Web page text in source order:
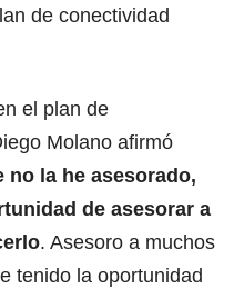
de conectividad
el plan de
Molano afirmó
no la he asesorado,
de asesorar a
. Asesoro a muchos
tenido la oportunidad